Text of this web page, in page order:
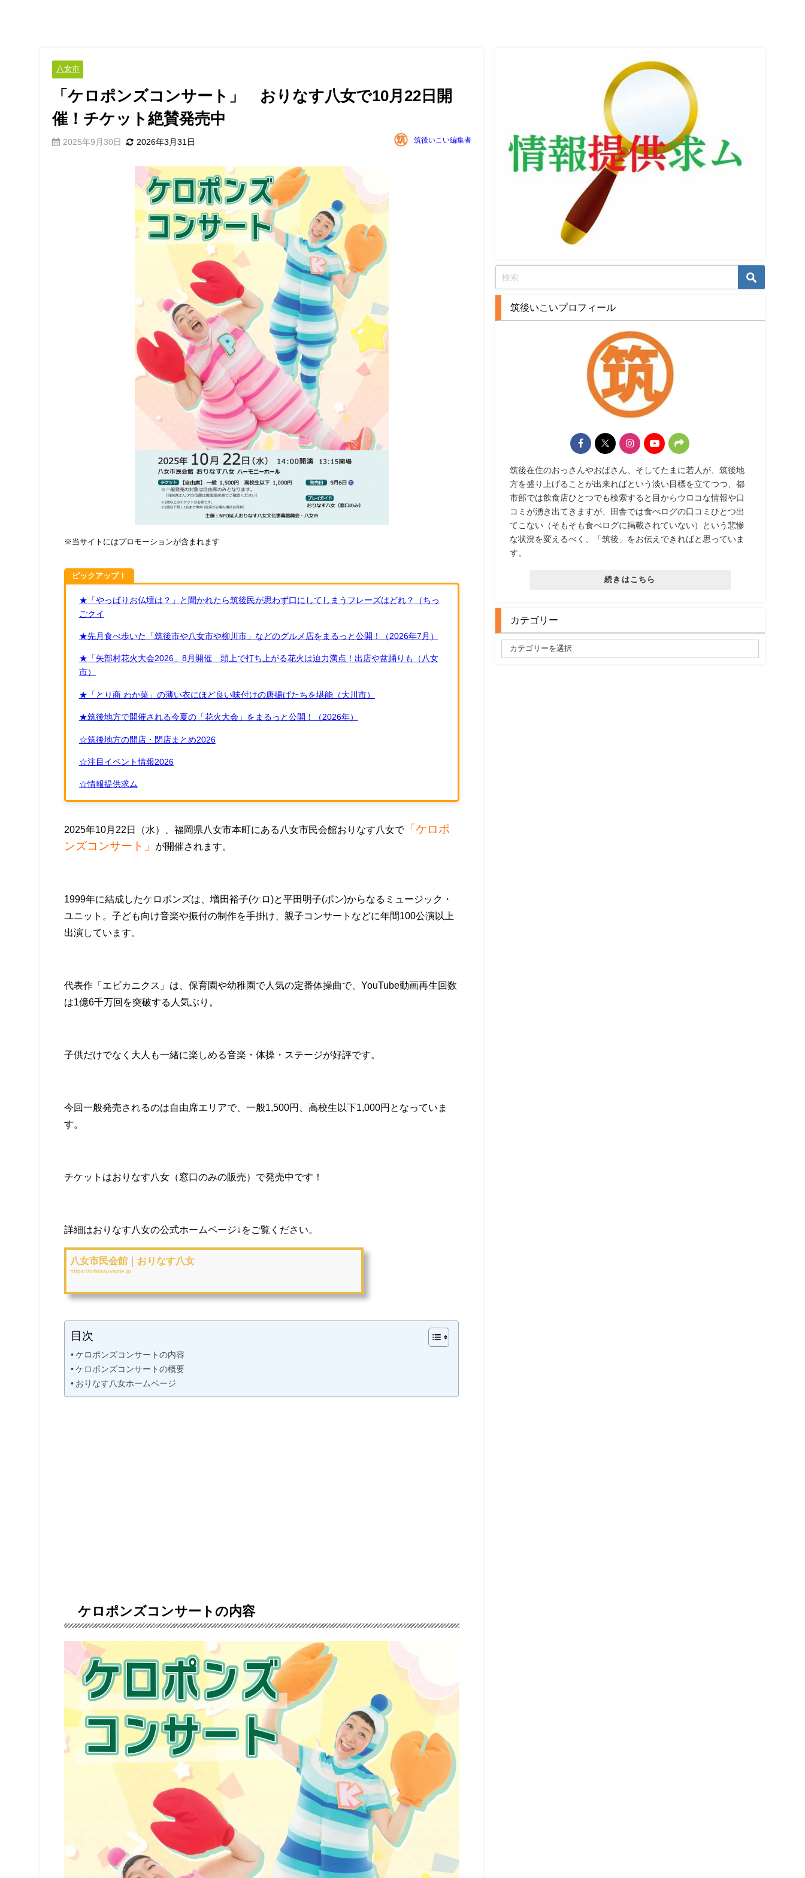
八女市
「ケロポンズコンサート」 おりなす八女で10月22日開
催！チケット絶賛発売中
2025年9月30日 2026年3月31日 筑後いこい編集者
※当サイトにはプロモーションが含まれます
ピックアップ！
★「やっぱりお仏壇は？」と聞かれたら筑後民が思わず口にしてしまうフレーズはどれ？（ちっ
ごクイ
★先月食べ歩いた「筑後市や八女市や柳川市」などのグルメ店をまるっと公開！（2026年7月）
★「矢部村花火大会2026」8月開催 頭上で打ち上がる花火は迫力満点！出店や盆踊りも（八女
市）
★「とり商 わか菜」の薄い衣にほど良い味付けの唐揚げたちを堪能（大川市）
★筑後地方で開催される今夏の「花火大会」をまるっと公開！（2026年）
☆筑後地方の開店・閉店まとめ2026
☆注目イベント情報2026
☆情報提供求ム
2025年10月22日（水）、福岡県八女市本町にある八女市民会館おりなす八女で「ケロポ
ンズコンサート」
が開催されます。
1999年に結成したケロポンズは、増田裕子(ケロ)と平田明子(ポン)からなるミュージック・
ユニット。子ども向け音楽や振付の制作を手掛け、親子コンサートなどに年間100公演以上
出演しています。
代表作「エビカニクス」は、保育園や幼稚園で人気の定番体操曲で、YouTube動画再生回数
は1億6千万回を突破する人気ぶり。
子供だけでなく大人も一緒に楽しめる音楽・体操・ステージが好評です。
今回一般発売されるのは自由席エリアで、一般1,500円、高校生以下1,000円となっていま
す。
チケットはおりなす八女（窓口のみの販売）で発売中です！
詳細はおりなす八女の公式ホームページ↓をご覧ください。
八女市民会館｜おりなす八女
https://orinasuyame.jp
目次
ケロポンズコンサートの内容
ケロポンズコンサートの概要
おりなす八女ホームページ
ケロポンズコンサートの内容
筑後いこいプロフィール
筑後在住のおっさんやおばさん、そしてたまに若人が、筑後地
方を盛り上げることが出来ればという淡い目標を立てつつ、都
市部では飲食店ひとつでも検索すると目からウロコな情報や口
コミが湧き出てきますが、田舎では食べログの口コミひとつ出
てこない（そもそも食べログに掲載されていない）という悲惨
な状況を変えるべく、「筑後」をお伝えできればと思っていま
す。
続きはこちら
カテゴリー